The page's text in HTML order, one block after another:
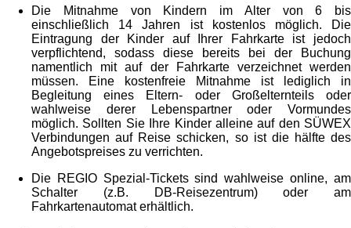
Die Mitnahme von Kindern im Alter von 6 bis
einschließlich 14 Jahren ist kostenlos möglich. Die
Eintragung der Kinder auf Ihrer Fahrkarte ist jedoch
verpflichtend, sodass diese bereits bei der Buchung
namentlich mit auf der Fahrkarte verzeichnet werden
müssen. Eine kostenfreie Mitnahme ist lediglich in
Begleitung eines Eltern- oder Großelternteils oder
wahlweise derer Lebenspartner oder Vormundes
möglich. Sollten Sie Ihre Kinder alleine auf den SÜWEX
Verbindungen auf Reise schicken, so ist die hälfte des
Angebotspreises zu verrichten.
Die REGIO Spezial-Tickets sind wahlweise online, am
Schalter (z.B. DB-Reisezentrum) oder am
Fahrkartenautomat erhältlich.